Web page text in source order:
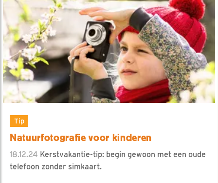
Tip
Natuurfotografie voor kinderen
18.12.24 Kerstvakantie-tip: begin gewoon met een oude
telefoon zonder simkaart.